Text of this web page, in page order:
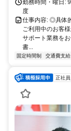
勤務時間・曜日:
度
仕事内容: ◎具
ご利用中のお客
サポート業務を
書...
固定時間制 交通費支給
正社員